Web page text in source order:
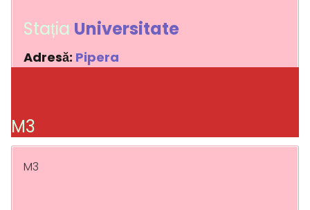
Stația Universitate
Adresă: Pipera
M3
M3